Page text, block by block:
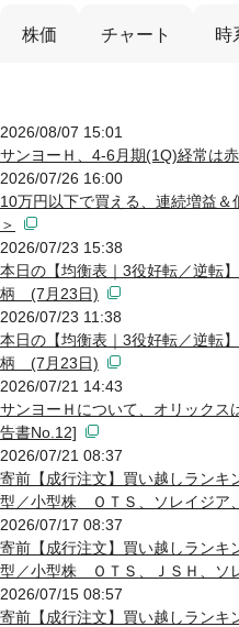
株価 チャート 時
2026/08/07 15:01
サンヨーＨ、4-6月期(1Q)経常は
2026/07/26 16:00
10万円以下で買える、連続増益
＞
2026/07/23 15:38
本日の【均衡表｜3役好転／逆
柄 (7月23日)
2026/07/23 11:38
本日の【均衡表｜3役好転／逆
柄 (7月23日)
2026/07/21 14:43
サンヨーＨについて、オリックス
告書No.12]
2026/07/21 08:37
寄前【成行注文】買い越しランキ
型／小型株 ＯＴＳ、ソレイジア
2026/07/17 08:37
寄前【成行注文】買い越しランキ
型／小型株 ＯＴＳ、ＪＳＨ、ソ
2026/07/15 08:57
寄前【成行注文】買い越しランキ